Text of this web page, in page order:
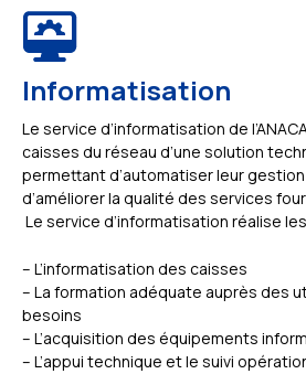
Informatisation
Le service d’informatisation de
caisses du réseau d’une solution
permettant d’automatiser leur
d’améliorer la qualité des services
Le service d’informatisation réalise
– L’informatisation des caisses
– La formation adéquate auprès des
besoins
– L’acquisition des équipements
– L’appui technique et le suivi